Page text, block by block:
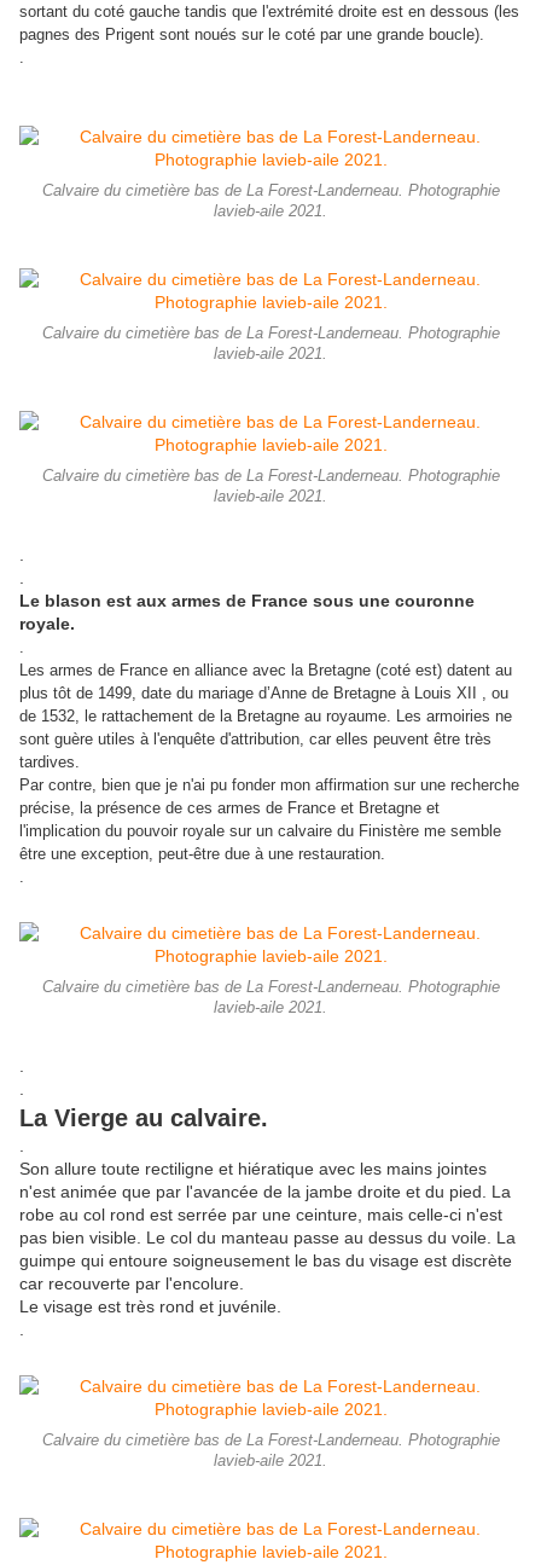
sortant du coté gauche tandis que l'extrémité droite est en dessous (les
pagnes des Prigent sont noués sur le coté par une grande boucle).
.
Calvaire du cimetière bas de La Forest-Landerneau. Photographie
lavieb-aile 2021.
Calvaire du cimetière bas de La Forest-Landerneau. Photographie
lavieb-aile 2021.
Calvaire du cimetière bas de La Forest-Landerneau. Photographie
lavieb-aile 2021.
Le blason est aux armes de France sous une couronne
royale.
.
Les armes de France en alliance avec la Bretagne (coté est) datent au
plus tôt de 1499, date du mariage d’Anne de Bretagne à Louis XII , ou
de 1532, le rattachement de la Bretagne au royaume. Les armoiries ne
sont guère utiles à l'enquête d'attribution, car elles peuvent être très
tardives.
Par contre, bien que je n'ai pu fonder mon affirmation sur une recherche
précise, la présence de ces armes de France et Bretagne et
l'implication du pouvoir royale sur un calvaire du Finistère me semble
être une exception, peut-être due à une restauration.
.
Calvaire du cimetière bas de La Forest-Landerneau. Photographie
lavieb-aile 2021.
La Vierge au calvaire.
Son allure toute rectiligne et hiératique avec les mains jointes
n'est animée que par l'avancée de la jambe droite et du pied. La
robe au col rond est serrée par une ceinture, mais celle-ci n'est
pas bien visible. Le col du manteau passe au dessus du voile. La
guimpe qui entoure soigneusement le bas du visage est discrète
car recouverte par l'encolure.
Le visage est très rond et juvénile.
Calvaire du cimetière bas de La Forest-Landerneau. Photographie
lavieb-aile 2021.